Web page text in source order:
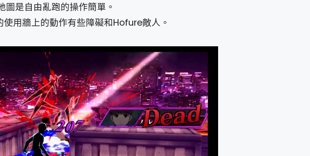
圖是自由亂跑的操作簡單。
用牆上的動作有些障礙和Hofure敵人。